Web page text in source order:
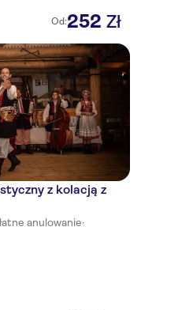
Od:252 Zł
z kolacją z
anulowanie·